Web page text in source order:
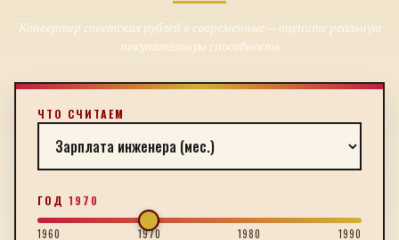
Конвертер советских рублей в современные — оцените реальную
покупательную способность
ЧТО СЧИТАЕМ
ГОД 1970
1960 1970 1980 1990